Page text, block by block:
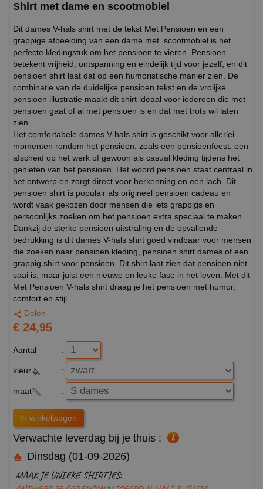
Shirt met dame en scootmobiel
Dit dames V-hals shirt met de tekst Met Pensioen en een
grappige afbeelding van een dame met scootmobiel is het
perfecte kledingstuk om het pensioen te vieren. Pensioen
betekent vrijheid, ontspanning en eindelijk tijd voor jezelf, en dit
pensioen shirt laat dat op een humoristische manier zien. De
combinatie van de duidelijke pensioen tekst en de vrolijke
pensioen illustratie maakt dit shirt ideaal voor iedereen die met
pensioen gaat of al met pensioen is en dat met trots wil laten
zien.
Het comfortabele dames V-hals shirt is geschikt voor allerlei
momenten rondom het pensioen, zoals een pensioenfeest, een
afscheid op het werk of gewoon als casual kleding tijdens het
genieten van het pensioen. Het woord pensioen staat centraal in
het ontwerp en zorgt direct voor herkenning en een lach. Dit
pensioen shirt is populair als origineel pensioen cadeau en
wordt vaak gekozen door mensen die iets grappigs en
persoonlijks zoeken om het pensioen extra speciaal te maken.
Dankzij de sterke pensioen uitstraling en de opvallende
bedrukking is dit dames V-hals shirt goed vindbaar voor mensen
die zoeken naar pensioen kleding, pensioen shirt dames of een
grappig shirt voor pensioen. Dit shirt laat zien dat pensioen niet
saai is, maar juist een nieuwe en leuke fase in het leven. Met dit
Met Pensioen V-hals shirt draag je het pensioen met humor,
comfort en stijl.
Delen
€ 24,95
Aantal :
kleur :
maat :
Verwachte leverdag bij je thuis :
Dinsdag (01-09-2026)
MAAK JE UNIEKE SHIRTJES: